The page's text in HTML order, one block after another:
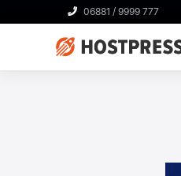
06881 / 9999 777